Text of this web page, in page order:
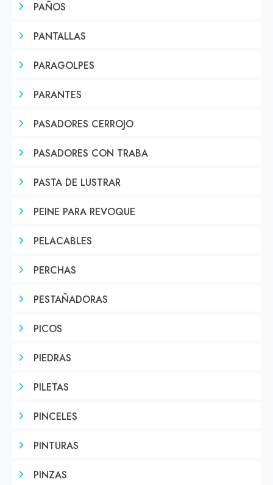
PAÑOS
PANTALLAS
PARAGOLPES
PARANTES
PASADORES CERROJO
PASADORES CON TRABA
PASTA DE LUSTRAR
PEINE PARA REVOQUE
PELACABLES
PERCHAS
PESTAÑADORAS
PICOS
PIEDRAS
PILETAS
PINCELES
PINTURAS
PINZAS